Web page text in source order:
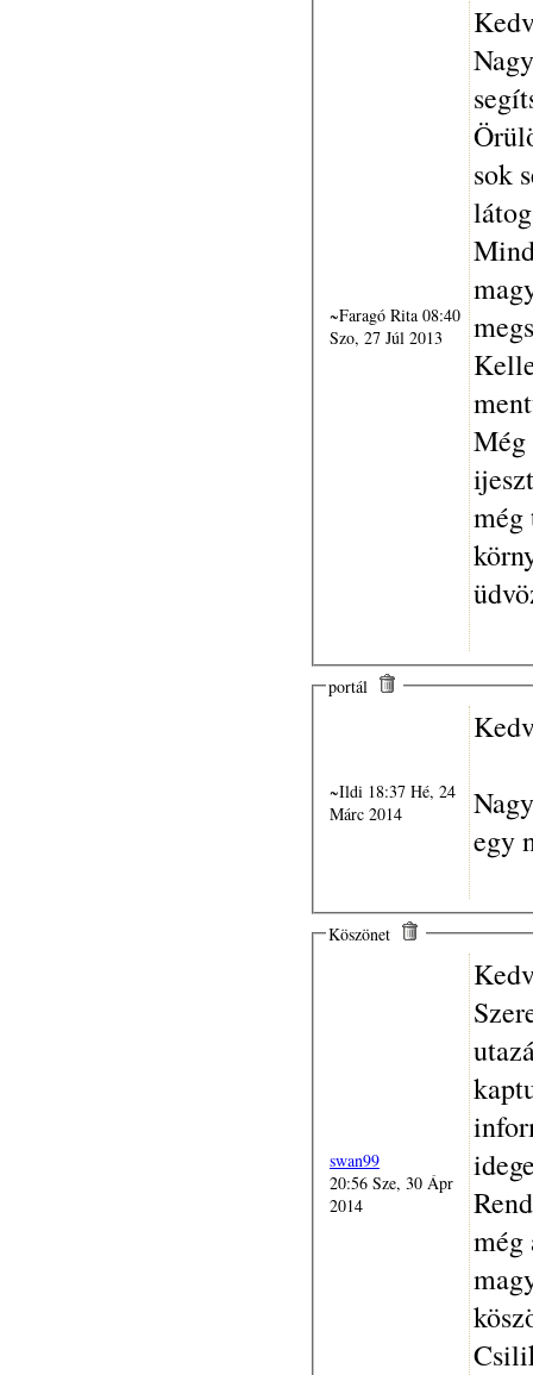
~Faragó Rita 08:40
Szo, 27 Júl 2013
sok
Még
még
portál
~Ildi 18:37 Hé, 24
Márc 2014
egy
Köszönet
swan99
20:56 Sze, 30 Ápr
2014
még